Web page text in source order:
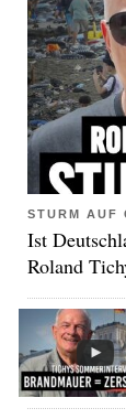
STURM AUF
Ist
Roland